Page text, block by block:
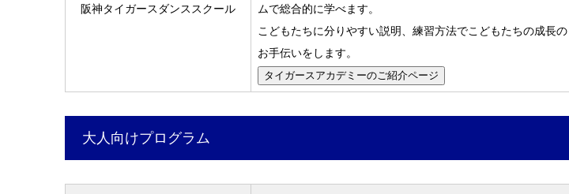
阪神タイガースダンススクール
ムで総合的に学べます。
こどもたちに分りやすい説明、練習方法でこどもたちの成長の
お手伝いをします。
タイガースアカデミーのご紹介ページ
大人向けプログラム